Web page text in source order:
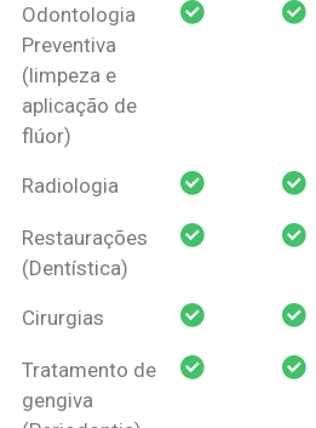
Odontologia
Preventiva
(limpeza e
aplicação de
flúor)
Radiologia
Restaurações
(Dentística)
Cirurgias
Tratamento de
gengiva